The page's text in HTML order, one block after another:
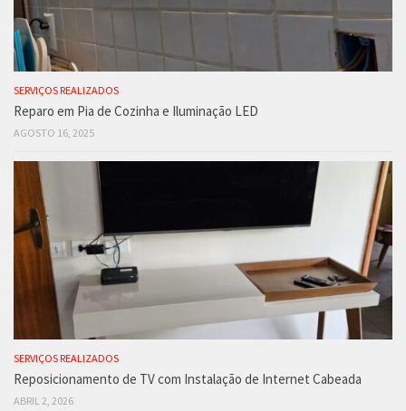
SERVIÇOS REALIZADOS
Reparo em Pia de Cozinha e Iluminação LED
AGOSTO 16, 2025
SERVIÇOS REALIZADOS
Reposicionamento de TV com Instalação de Internet Cabeada
ABRIL 2, 2026